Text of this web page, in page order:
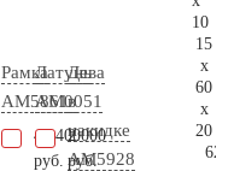
Рамка
AM5861
48.400
руб.
Латунь
AM0051
2.000
руб.
Дева
в
накидке
AM5928
10
15
x
60
x
20